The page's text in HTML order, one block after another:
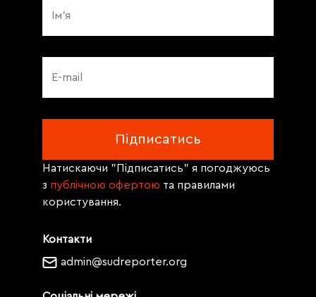
Контакти
admin@sudreporter.org
Натискаючи "Підписатись" я погоджуюсь
з публічною офертою та правилами
користування.